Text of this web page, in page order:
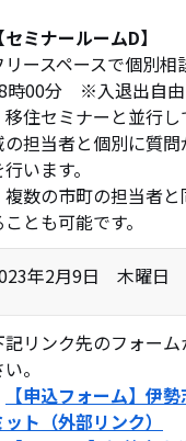
【セミナールームD】
リースペースで個別
時00分 ※入退出自由
移住セミナーと並行
の担当者と個別に質
います。
複数の市町の担当者
ことも可能です。
年2月9日 木曜日
記リンク先のフォー
。
【申込フォーム】伊
ット（外部リンク）